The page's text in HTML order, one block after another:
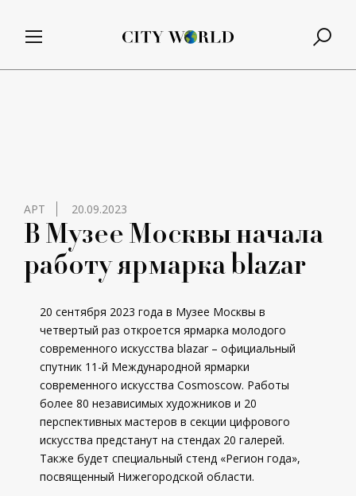
АРТ 20.09.2023
В Музее Москвы начала
работу ярмарка blazar
20 сентября 2023 года в Музее Москвы в
четвертый раз откроется ярмарка молодого
современного искусства blazar – официальный
спутник 11-й Международной ярмарки
современного искусства Cosmoscow. Работы
более 80 независимых художников и 20
перспективных мастеров в секции цифрового
искусства предстанут на стендах 20 галерей.
Также будет специальный стенд «Регион года»,
посвященный Нижегородской области.